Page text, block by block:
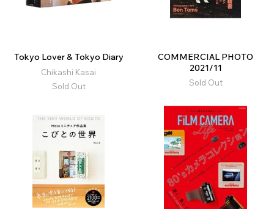
Tokyo Lover & Tokyo Diary
Chikashi Kasai
Sold Out
COMMERCIAL PHOTO
2021/11
Sold Out